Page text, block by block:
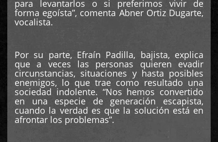
para levantarlos o si preferimos vivir de
forma egoísta”, comenta Abner Ortiz Dugarte,
vocalista.
Por su parte, Efraín Padilla, bajista, explica
que a veces las personas quieren evadir
circunstancias, situaciones y hasta posibles
enemigos, lo que trae como resultado una
sociedad indolente. “Nos hemos convertido
en una especie de generación escapista,
cuando la verdad es que la solución está en
afrontar los problemas”.